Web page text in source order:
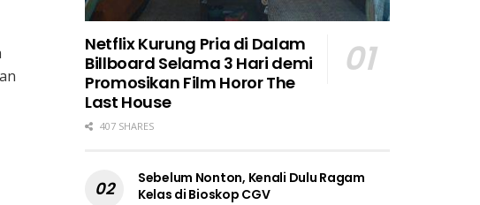
Netflix Kurung Pria di Dalam
Billboard Selama 3 Hari demi
Promosikan Film Horor The
Last House
407 SHARES
Sebelum Nonton, Kenali Dulu Ragam
Kelas di Bioskop CGV